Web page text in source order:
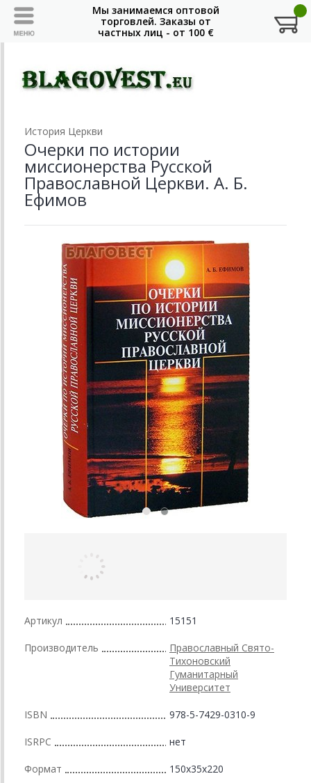
История Церкви
Очерки по истории
миссионерства Русской
Православной Церкви. А. Б.
Ефимов
Артикул 15151
Производитель
Православный Свято-
Тихоновский
Гуманитарный
Университет
ISBN 978-5-7429-0310-9
ISRPC нет
Формат 150x35x220